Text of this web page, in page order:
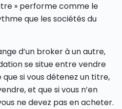
» performe comme le
que les sociétés du
d’un broker à un autre,
se situe entre vendre
si vous détenez un titre,
et que si vous n’en
ne devez pas en acheter.